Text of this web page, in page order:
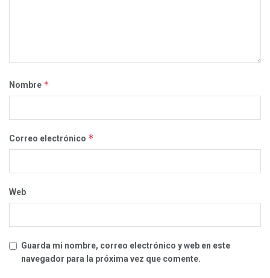
Nombre *
Correo electrónico *
Web
Guarda mi nombre, correo electrónico y web en este
navegador para la próxima vez que comente.